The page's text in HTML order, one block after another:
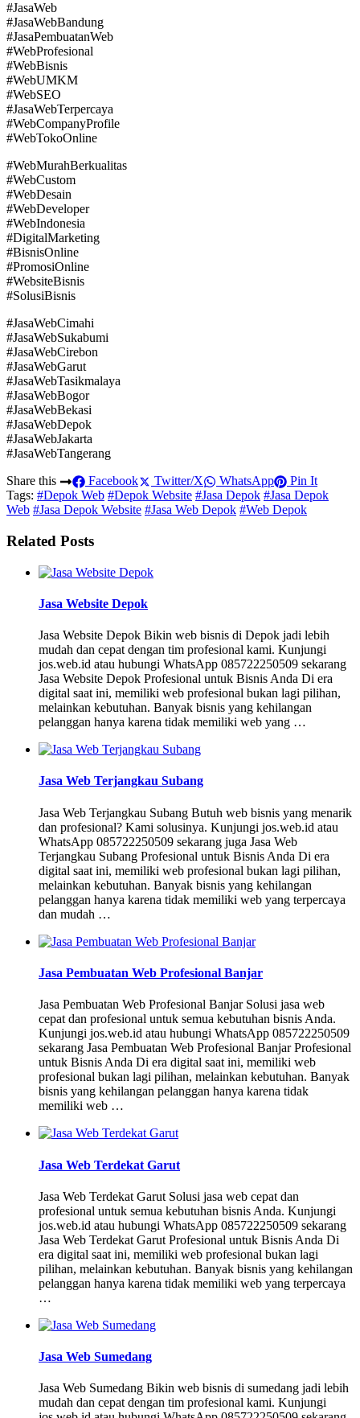
#JasaWeb
#JasaWebBandung
#JasaPembuatanWeb
#WebProfesional
#WebBisnis
#WebUMKM
#WebSEO
#JasaWebTerpercaya
#WebCompanyProfile
#WebTokoOnline
#WebMurahBerkualitas
#WebCustom
#WebDesain
#WebDeveloper
#WebIndonesia
#DigitalMarketing
#BisnisOnline
#PromosiOnline
#WebsiteBisnis
#SolusiBisnis
#JasaWebCimahi
#JasaWebSukabumi
#JasaWebCirebon
#JasaWebGarut
#JasaWebTasikmalaya
#JasaWebBogor
#JasaWebBekasi
#JasaWebDepok
#JasaWebJakarta
#JasaWebTangerang
Share this
Facebook Twitter/X WhatsApp
Pin It
Tags: #Depok Web #Depok Website #Jasa Depok #Jasa Depok
Web #Jasa Depok Website #Jasa Web Depok #Web Depok
Related Posts
Jasa Website Depok
Jasa Website Depok Bikin web bisnis di Depok jadi lebih
mudah dan cepat dengan tim profesional kami. Kunjungi
jos.web.id atau hubungi WhatsApp 085722250509 sekarang
Jasa Website Depok Profesional untuk Bisnis Anda Di era
digital saat ini, memiliki web profesional bukan lagi pilihan,
melainkan kebutuhan. Banyak bisnis yang kehilangan
pelanggan hanya karena tidak memiliki web yang …
Jasa Web Terjangkau Subang
Jasa Web Terjangkau Subang Butuh web bisnis yang menarik
dan profesional? Kami solusinya. Kunjungi jos.web.id atau
WhatsApp 085722250509 sekarang juga Jasa Web
Terjangkau Subang Profesional untuk Bisnis Anda Di era
digital saat ini, memiliki web profesional bukan lagi pilihan,
melainkan kebutuhan. Banyak bisnis yang kehilangan
pelanggan hanya karena tidak memiliki web yang terpercaya
dan mudah …
Jasa Pembuatan Web Profesional Banjar
Jasa Pembuatan Web Profesional Banjar Solusi jasa web
cepat dan profesional untuk semua kebutuhan bisnis Anda.
Kunjungi jos.web.id atau hubungi WhatsApp 085722250509
sekarang Jasa Pembuatan Web Profesional Banjar Profesional
untuk Bisnis Anda Di era digital saat ini, memiliki web
profesional bukan lagi pilihan, melainkan kebutuhan. Banyak
bisnis yang kehilangan pelanggan hanya karena tidak
memiliki web …
Jasa Web Terdekat Garut
Jasa Web Terdekat Garut Solusi jasa web cepat dan
profesional untuk semua kebutuhan bisnis Anda. Kunjungi
jos.web.id atau hubungi WhatsApp 085722250509 sekarang
Jasa Web Terdekat Garut Profesional untuk Bisnis Anda Di
era digital saat ini, memiliki web profesional bukan lagi
pilihan, melainkan kebutuhan. Banyak bisnis yang kehilangan
pelanggan hanya karena tidak memiliki web yang terpercaya
…
Jasa Web Sumedang
Jasa Web Sumedang Bikin web bisnis di sumedang jadi lebih
mudah dan cepat dengan tim profesional kami. Kunjungi